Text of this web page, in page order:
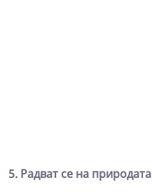
5. Радват се на природата